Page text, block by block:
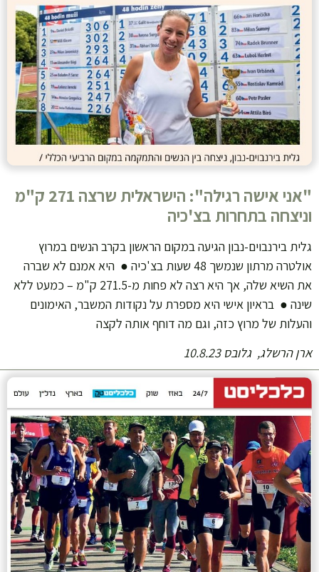
"אני אישה רגילה": הישראלית שרצה 271 ק"מ
וניצחה בתחרות בצ'כיה
גלית בירנבוים-נבון הגיעה במקום הראשון בקרב הנשים במרוץ
אולטרה מרתון שנמשך 48 שעות בצ'כיה ● היא אמנם לא שברה
את השיא שלה, אך היא רצה לא פחות מ-271.5 ק"מ – כמעט ללא
שינה ● בראיון אישי היא מספרת על נקודות המשבר, האימונים
והעלות של מרוץ כזה, וגם מה דוחף אותה לקצה
ארן הרשלג, גלובס 10.8.23